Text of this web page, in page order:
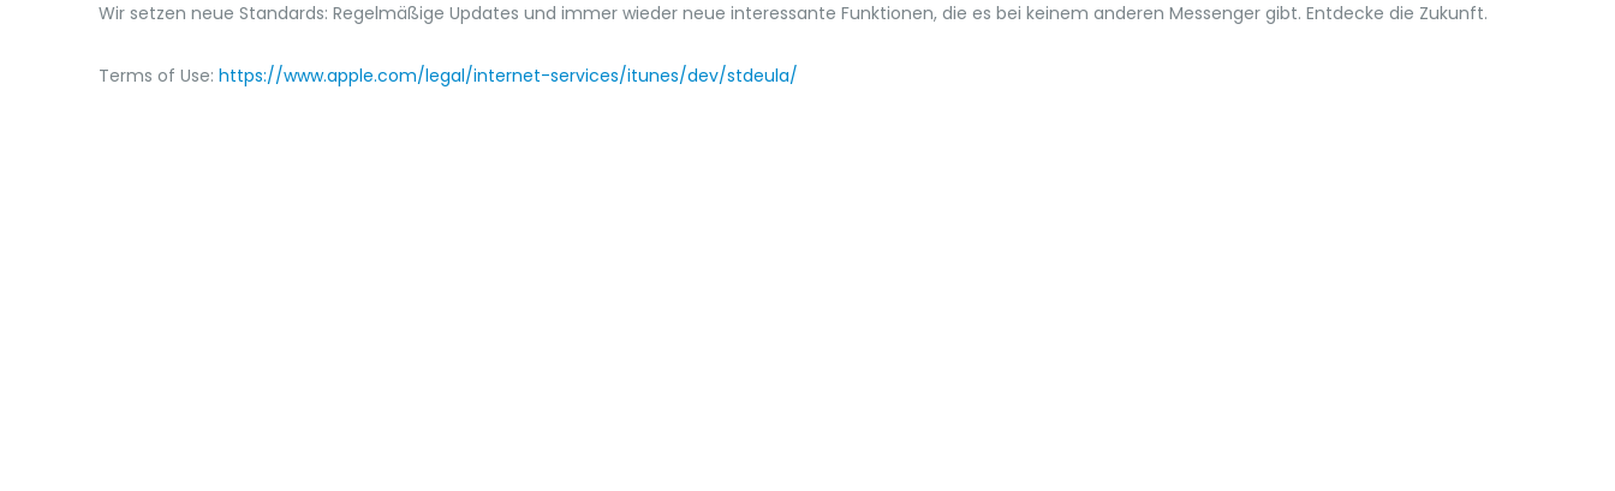
Wir setzen neue Standards: Regelmäßige Updates und immer wieder neue interessante Funktionen, die es bei keinem anderen Messenger gibt. Entdecke die Zukunft.
Terms of Use: https://www.apple.com/legal/internet-services/itunes/dev/stdeula/